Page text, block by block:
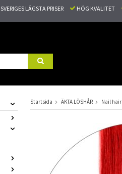
SVERIGES LÄGSTA PRISER HÖG KVALITET
Startsida ÄKTA LÖSHÅR Nail hair